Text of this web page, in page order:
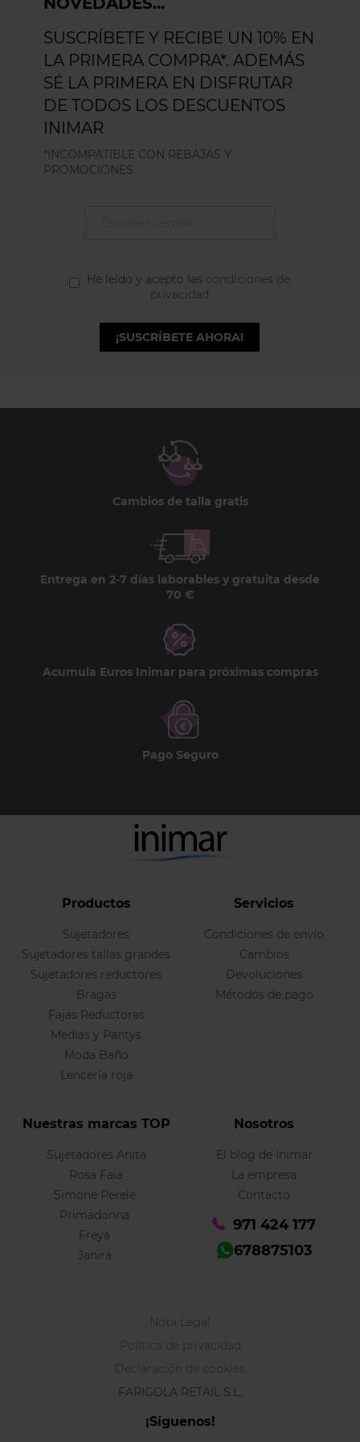
SUSCRÍBETE Y RECIBE UN 10% EN
LA PRIMERA COMPRA*. ADEMÁS
SÉ LA PRIMERA EN DISFRUTAR
DE TODOS LOS DESCUENTOS
INIMAR
*INCOMPATIBLE CON REBAJAS Y
PROMOCIONES
He leído y acepto las condiciones de
privacidad
¡SUSCRÍBETE AHORA!
Cambios de talla gratis
Entrega en 2-7 días laborables y gratuita desde
70 €
Acumula Euros Inimar para próximas compras
Pago Seguro
Productos
Sujetadores
Sujetadores tallas grandes
Sujetadores reductores
Bragas
Fajas Reductoras
Medias y Pantys
Moda Baño
Lencería roja
Servicios
Condiciones de envío
Cambios
Devoluciones
Métodos de pago
Nuestras marcas TOP
Sujetadores Anita
Rosa Faia
Simone Perele
Primadonna
Freya
Janira
Nosotros
El blog de Inimar
La empresa
Contacto
971 424 177
678875103
Nota Legal
Política de privacidad
Declaración de cookies
FARIGOLA RETAIL S.L.
¡Síguenos!